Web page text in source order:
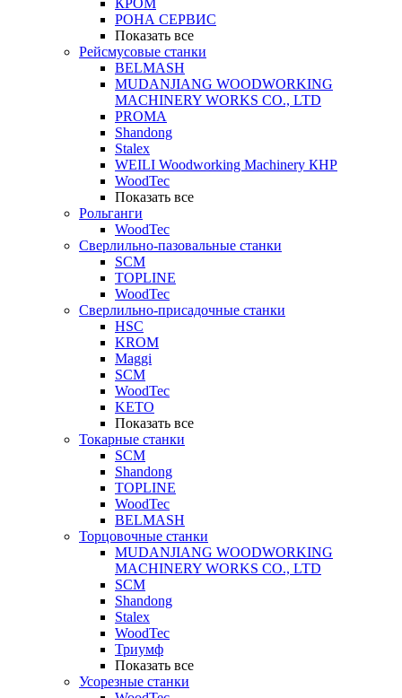
КРОМ
РОНА СЕРВИС
Показать все
Рейсмусовые станки
BELMASH
MUDANJIANG WOODWORKING
MACHINERY WORKS CO., LTD
PROMA
Shandong
Stalex
WEILI Woodworking Machinery КНР
WoodTec
Показать все
Рольганги
WoodTec
Сверлильно-пазовальные станки
SCM
TOPLINE
WoodTec
Сверлильно-присадочные станки
HSC
KROM
Maggi
SCM
WoodTec
KETO
Показать все
Токарные станки
SCM
Shandong
TOPLINE
WoodTec
BELMASH
Торцовочные станки
MUDANJIANG WOODWORKING
MACHINERY WORKS CO., LTD
SCM
Shandong
Stalex
WoodTec
Триумф
Показать все
Усорезные станки